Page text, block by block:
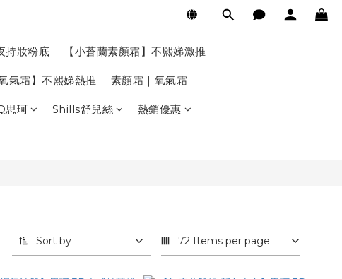
持妝粉底 【小蒼蘭素顏霜】不熙娣激推
氣霜】不熙娣熱推 素顏霜｜氧氣霜
思珂 Shills舒兒絲 熱銷優惠
Sort by 72 Items per page